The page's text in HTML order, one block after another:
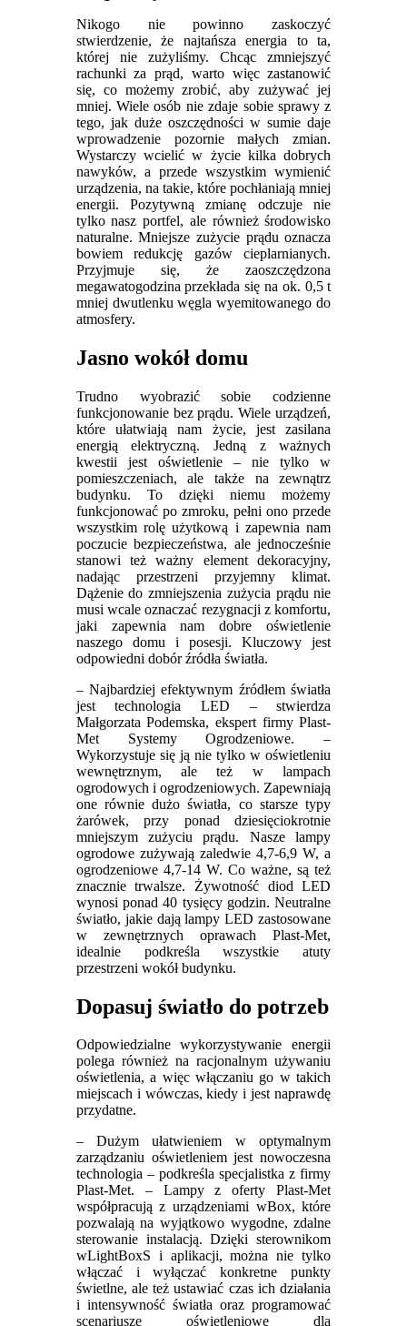
Nikogo nie powinno zaskoczyć
stwierdzenie, że najtańsza energia to ta,
której nie zużyliśmy. Chcąc zmniejszyć
rachunki za prąd, warto więc zastanowić
się, co możemy zrobić, aby zużywać jej
mniej. Wiele osób nie zdaje sobie sprawy z
tego, jak duże oszczędności w sumie daje
wprowadzenie pozornie małych zmian.
Wystarczy wcielić w życie kilka dobrych
nawyków, a przede wszystkim wymienić
urządzenia, na takie, które pochłaniają mniej
energii. Pozytywną zmianę odczuje nie
tylko nasz portfel, ale również środowisko
naturalne. Mniejsze zużycie prądu oznacza
bowiem redukcję gazów cieplarnianych.
Przyjmuje się, że zaoszczędzona
megawatogodzina przekłada się na ok. 0,5 t
mniej dwutlenku węgla wyemitowanego do
atmosfery.
Jasno wokół domu
Trudno wyobrazić sobie codzienne
funkcjonowanie bez prądu. Wiele urządzeń,
które ułatwiają nam życie, jest zasilana
energią elektryczną. Jedną z ważnych
kwestii jest oświetlenie – nie tylko w
pomieszczeniach, ale także na zewnątrz
budynku. To dzięki niemu możemy
funkcjonować po zmroku, pełni ono przede
wszystkim rolę użytkową i zapewnia nam
poczucie bezpieczeństwa, ale jednocześnie
stanowi też ważny element dekoracyjny,
nadając przestrzeni przyjemny klimat.
Dążenie do zmniejszenia zużycia prądu nie
musi wcale oznaczać rezygnacji z komfortu,
jaki zapewnia nam dobre oświetlenie
naszego domu i posesji. Kluczowy jest
odpowiedni dobór źródła światła.
– Najbardziej efektywnym źródłem światła
jest technologia LED – stwierdza
Małgorzata Podemska, ekspert firmy Plast-
Met Systemy Ogrodzeniowe. –
Wykorzystuje się ją nie tylko w oświetleniu
wewnętrznym, ale też w lampach
ogrodowych i ogrodzeniowych. Zapewniają
one równie dużo światła, co starsze typy
żarówek, przy ponad dziesięciokrotnie
mniejszym zużyciu prądu. Nasze lampy
ogrodowe zużywają zaledwie 4,7-6,9 W, a
ogrodzeniowe 4,7-14 W. Co ważne, są też
znacznie trwalsze. Żywotność diod LED
wynosi ponad 40 tysięcy godzin. Neutralne
światło, jakie dają lampy LED zastosowane
w zewnętrznych oprawach Plast-Met,
idealnie podkreśla wszystkie atuty
przestrzeni wokół budynku.
Dopasuj światło do potrzeb
Odpowiedzialne wykorzystywanie energii
polega również na racjonalnym używaniu
oświetlenia, a więc włączaniu go w takich
miejscach i wówczas, kiedy i jest naprawdę
przydatne.
– Dużym ułatwieniem w optymalnym
zarządzaniu oświetleniem jest nowoczesna
technologia – podkreśla specjalistka z firmy
Plast-Met. – Lampy z oferty Plast-Met
współpracują z urządzeniami wBox, które
pozwalają na wyjątkowo wygodne, zdalne
sterowanie instalacją. Dzięki sterownikom
wLightBoxS i aplikacji, można nie tylko
włączać i wyłączać konkretne punkty
świetlne, ale też ustawiać czas ich działania
i intensywność światła oraz programować
scenariusze oświetleniowe dla